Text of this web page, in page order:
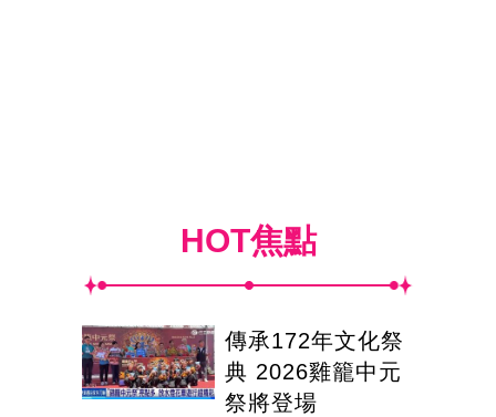
HOT焦點
傳承172年文化祭
典 2026雞籠中元
祭將登場